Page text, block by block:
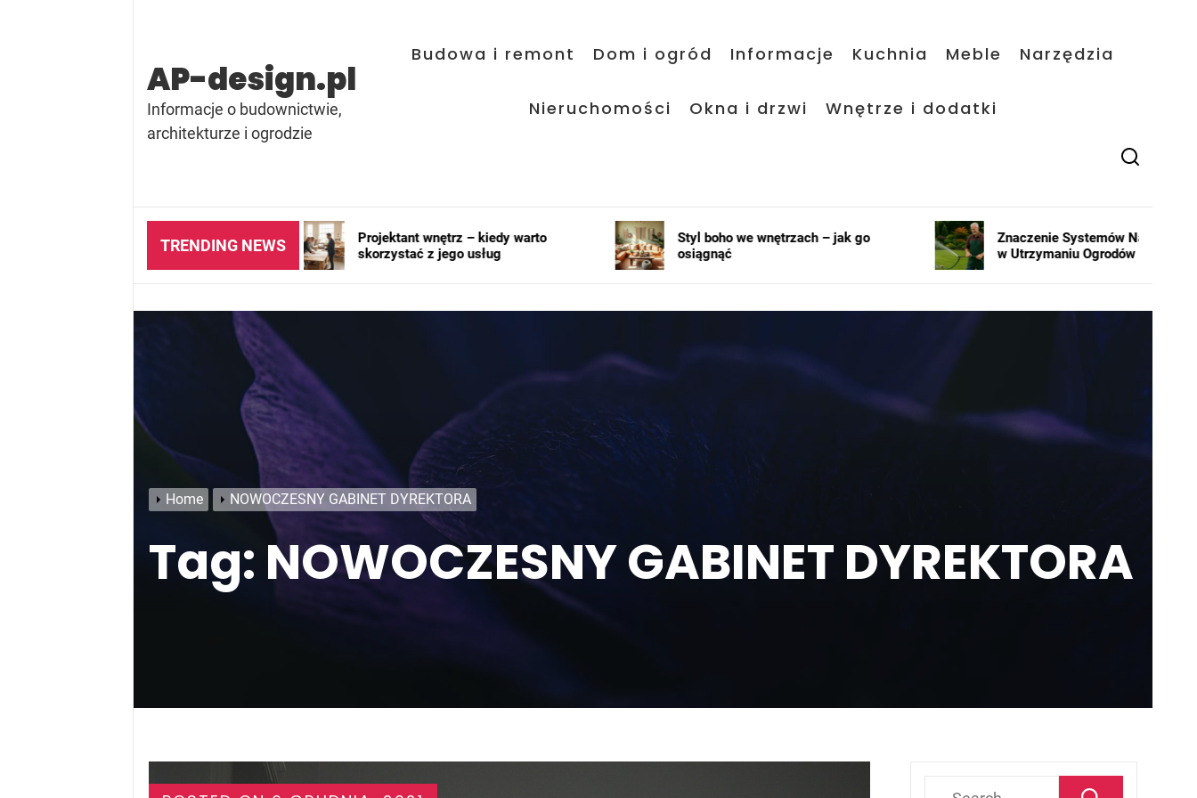
AP-design.pl
Informacje o budownictwie,
architekturze i ogrodzie
Budowa i remont Dom i ogród Informacje Kuchnia Meble Narzędzia
Nieruchomości Okna i drzwi Wnętrze i dodatki
TRENDING NEWSProjektant wnętrz – kiedy warto
skorzystać z jego usług
Styl boho we wnętrzach – jak go
Znaczenie Systemów Nawadniających
w Utrzymaniu Ogrodów
Home NOWOCZESNY GABINET DYREKTORA
Tag: NOWOCZESNY GABINET DYREKTORA